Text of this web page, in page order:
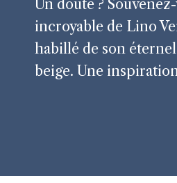
Un doute ?
incroyable de Lino
habillé de son
beige. Une